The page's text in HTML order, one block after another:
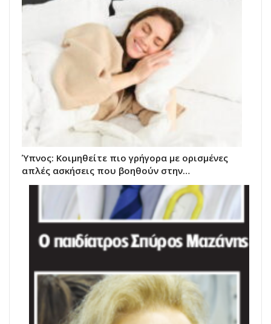
Ύπνος: Κοιμηθείτε πιο γρήγορα με ορισμένες
απλές ασκήσεις που βοηθούν στην…